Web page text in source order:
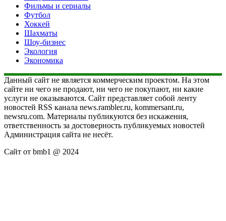
Фильмы и сериалы
Футбол
Хоккей
Шахматы
Шоу-бизнес
Экология
Экономика
Данный сайт не является коммерческим проектом. На этом
сайте ни чего не продают, ни чего не покупают, ни какие
услуги не оказываются. Сайт представляет собой ленту
новостей RSS канала news.rambler.ru, kommersant.ru,
newsru.com. Материалы публикуются без искажения,
ответственность за достоверность публикуемых новостей
Администрация сайта не несёт.
Сайт от bmb1 @ 2024